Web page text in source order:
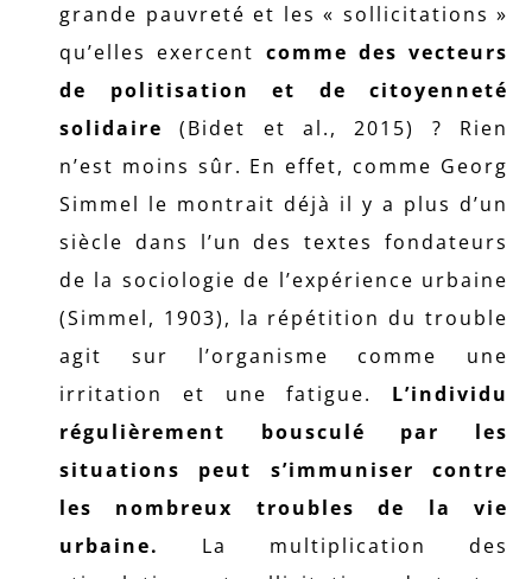
grande pauvreté et les « sollicitations »
qu’elles exercent comme des vecteurs
de politisation et de citoyenneté
solidaire (Bidet et al., 2015) ? Rien
n’est moins sûr. En effet, comme Georg
Simmel le montrait déjà il y a plus d’un
siècle dans l’un des textes fondateurs
de la sociologie de l’expérience urbaine
(Simmel, 1903), la répétition du trouble
agit sur l’organisme comme une
irritation et une fatigue. L’individu
régulièrement bousculé par les
situations peut s’immuniser contre
les nombreux troubles de la vie
urbaine.
La multiplication des